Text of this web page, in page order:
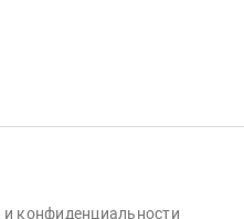
и конфиденциальности